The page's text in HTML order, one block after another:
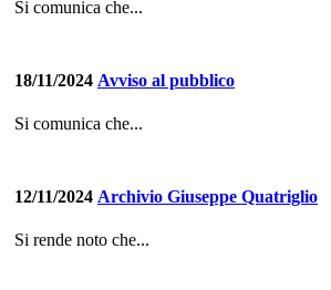
Si comunica che...
18/11/2024 Avviso al pubblico
Si comunica che...
12/11/2024 Archivio Giuseppe Quatriglio
Si rende noto che...